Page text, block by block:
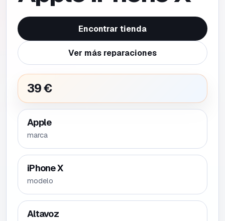
Encontrar tienda
Ver más reparaciones
39 €
Apple
marca
iPhone X
modelo
Altavoz